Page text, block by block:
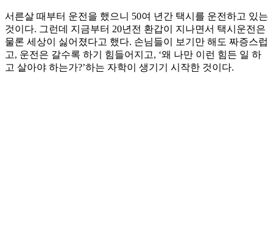
서른살 때부터 운전을 했으니 50여 년간 택시를 운전하고 있는
것이다. 그런데 지금부터 20년전 환갑이 지나면서 택시운전은
물론 세상이 싫어졌다고 했다. 손님들이 보기만 해도 짜증스럽
고, 운전은 갈수록 하기 힘들어지고, ‘왜 나만 이런 힘든 일 하
고 살아야 하는가?’하는 자학이 생기기 시작한 것이다.